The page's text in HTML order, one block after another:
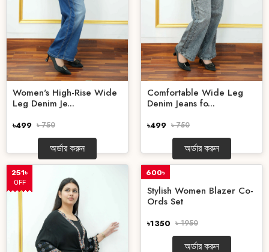
Women's High-Rise Wide
Leg Denim Je...
৳499 ৳ 750
অর্ডার করুন
Comfortable Wide Leg
Denim Jeans fo...
৳499 ৳ 750
অর্ডার করুন
251৳
OFF
600৳
Stylish Women Blazer Co-
Ords Set
৳1350 ৳ 1950
অর্ডার করুন